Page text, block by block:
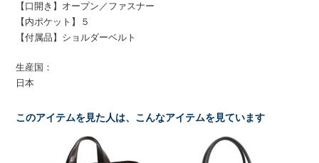
【口開き】オープン／ファスナー
【内ポケット】５
【付属品】ショルダーベルト
生産国：
日本
このアイテムを見た人は、こんなアイテムを見ています